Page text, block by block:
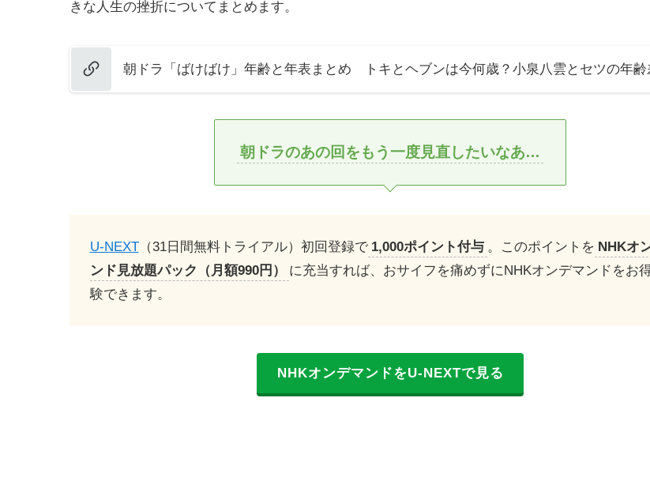
きな人生の挫折についてまとめます。
朝ドラ「ばけばけ」年齢と年表まとめ トキとヘブンは今何歳？小泉八雲とセツの年齢
朝ドラのあの回をもう一度見直したいなあ…
U-NEXT（31日間無料トライアル）初回登録で 1,000ポイント付与 。このポイントを NHKオ
ンド見放題パック（月額990円）
に充当すれば、おサイフを痛めずにNHKオンデマンドをお
験できます。
NHKオンデマンドをU-NEXTで見る